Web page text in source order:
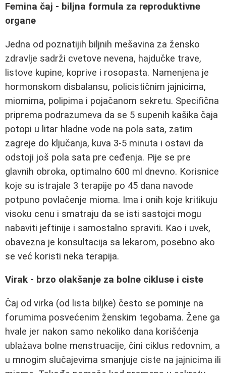
Femina čaj - biljna formula za reproduktivne
organe
Jedna od poznatijih biljnih mešavina za žensko
zdravlje sadrži cvetove nevena, hajdučke trave,
listove kupine, koprive i rosopasta. Namenjena je
hormonskom disbalansu, policističnim jajnicima,
miomima, polipima i pojačanom sekretu. Specifična
priprema podrazumeva da se 5 supenih kašika čaja
potopi u litar hladne vode na pola sata, zatim
zagreje do ključanja, kuva 3-5 minuta i ostavi da
odstoji još pola sata pre ceđenja. Pije se pre
glavnih obroka, optimalno 600 ml dnevno. Korisnice
koje su istrajale 3 terapije po 45 dana navode
potpuno povlačenje mioma. Ima i onih koje kritikuju
visoku cenu i smatraju da se isti sastojci mogu
nabaviti jeftinije i samostalno spraviti. Kao i uvek,
obavezna je konsultacija sa lekarom, posebno ako
se već koristi neka terapija.
Virak - brzo olakšanje za bolne cikluse i ciste
Čaj od virka (od lista biljke) često se pominje na
forumima posvećenim ženskim tegobama. Žene ga
hvale jer nakon samo nekoliko dana korišćenja
ublažava bolne menstruacije, čini ciklus redovnim, a
u mnogim slučajevima smanjuje ciste na jajnicima ili